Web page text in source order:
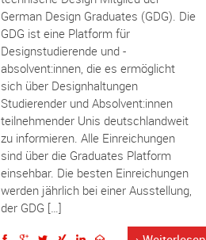
German Design Graduates (GDG). Die
GDG ist eine Platform für
Designstudierende und -
absolvent:innen, die es ermöglicht
sich über Designhaltungen
Studierender und Absolvent:innen
teilnehmender Unis deutschlandweit
zu informieren. Alle Einreichungen
sind über die Graduates Platform
einsehbar. Die besten Einreichungen
werden jährlich bei einer Ausstellung,
der GDG […]